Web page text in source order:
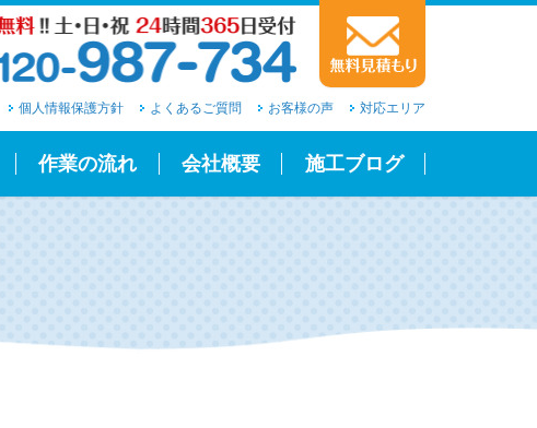
個人情報保護方針 よくあるご質問 お客様の声 対応エリア
作業の流れ 会社概要 施工ブログ